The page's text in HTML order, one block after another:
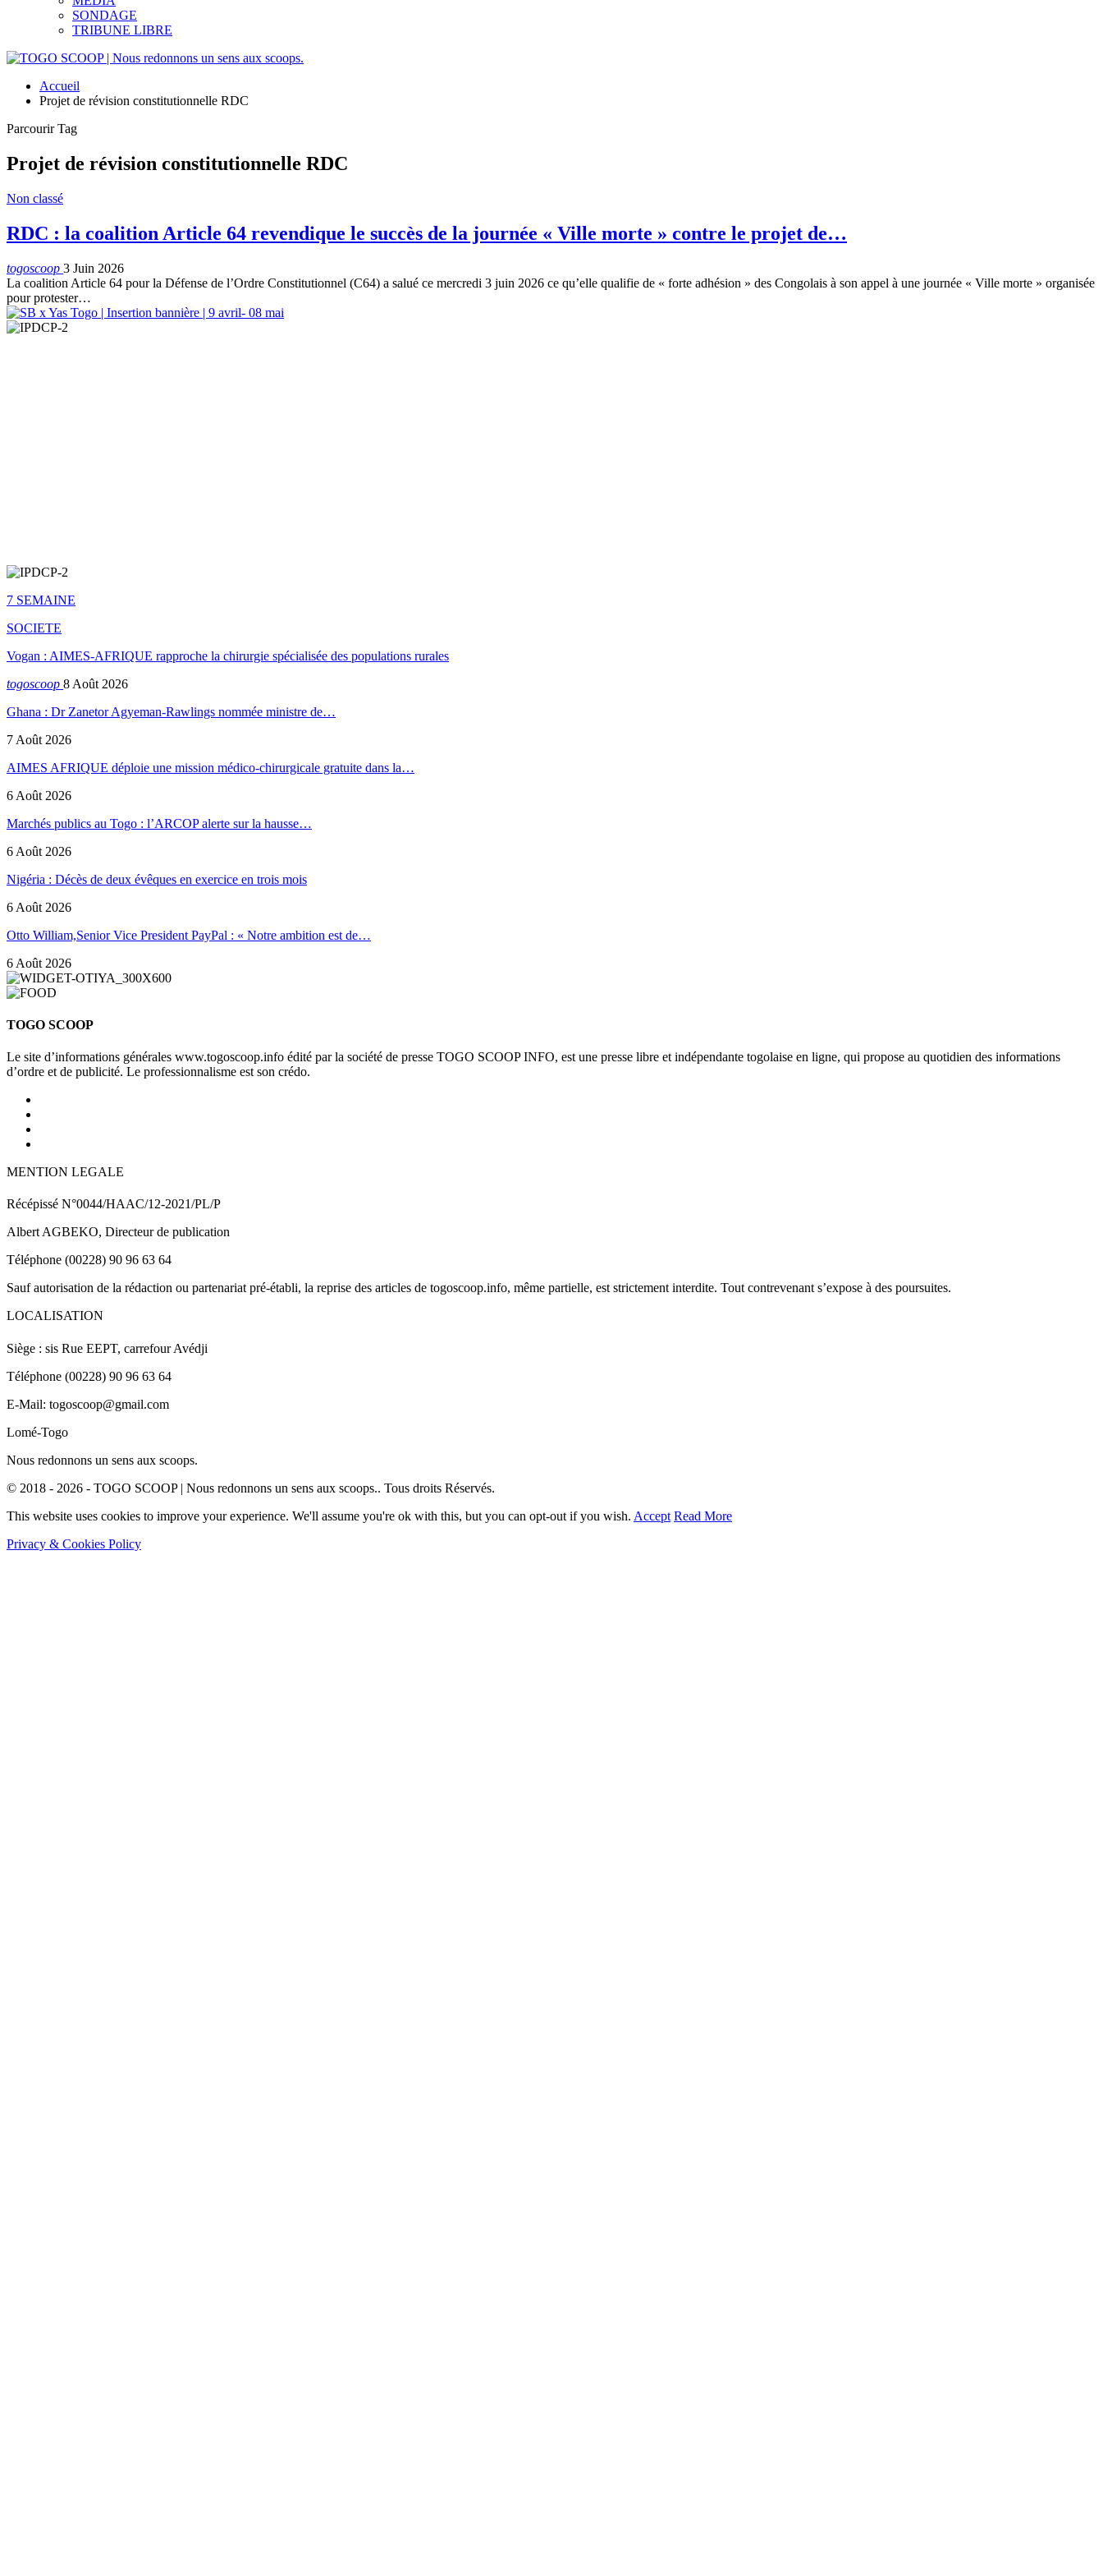
SONDAGE
TRIBUNE LIBRE
Accueil
Projet de révision constitutionnelle RDC
Parcourir Tag
Projet de révision constitutionnelle RDC
Non classé
RDC : la coalition Article 64 revendique le succès de la journée « Ville morte » contre le projet de…
togoscoop 3 Juin 2026
La coalition Article 64 pour la Défense de l’Ordre Constitutionnel (C64) a salué ce mercredi 3 juin 2026 ce qu’elle qualifie de « forte adhésion » des Congolais à son appel à une journée « Ville morte » organisée
pour protester…
7 SEMAINE
SOCIETE
Vogan : AIMES-AFRIQUE rapproche la chirurgie spécialisée des populations rurales
togoscoop 8 Août 2026
Ghana : Dr Zanetor Agyeman-Rawlings nommée ministre de…
7 Août 2026
AIMES AFRIQUE déploie une mission médico-chirurgicale gratuite dans la…
6 Août 2026
Marchés publics au Togo : l’ARCOP alerte sur la hausse…
6 Août 2026
Nigéria : Décès de deux évêques en exercice en trois mois
6 Août 2026
Otto William,Senior Vice President PayPal : « Notre ambition est de…
6 Août 2026
TOGO SCOOP
Le site d’informations générales www.togoscoop.info édité par la société de presse TOGO SCOOP INFO, est une presse libre et indépendante togolaise en ligne, qui propose au quotidien des informations
d’ordre et de publicité. Le professionnalisme est son crédo.
MENTION LEGALE
Récépissé N°0044/HAAC/12-2021/PL/P
Albert AGBEKO, Directeur de publication
Téléphone (00228) 90 96 63 64
Sauf autorisation de la rédaction ou partenariat pré-établi, la reprise des articles de togoscoop.info, même partielle, est strictement interdite. Tout contrevenant s’expose à des poursuites.
LOCALISATION
Siège : sis Rue EEPT, carrefour Avédji
Téléphone (00228) 90 96 63 64
E-Mail: togoscoop@gmail.com
Lomé-Togo
Nous redonnons un sens aux scoops.
© 2018 - 2026 - TOGO SCOOP | Nous redonnons un sens aux scoops.. Tous droits Réservés.
This website uses cookies to improve your experience. We'll assume you're ok with this, but you can opt-out if you wish. Accept Read More
Privacy & Cookies Policy